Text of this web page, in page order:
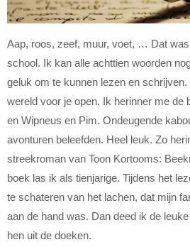
Aap, roos, zeef, muur, voet, … Dat
school. Ik kan alle achttien woorden
geluk om te kunnen lezen en
wereld voor je open. Ik herinner me de
en Wipneus en Pim. Ondeugende
avonturen beleefden. Heel leuk. Zo
streekroman van Toon Kortooms:
boek las ik als tienjarige. Tijdens het
te schateren van het lachen, dat mijn
aan de hand was. Dan deed ik de
hen uit de doeken.